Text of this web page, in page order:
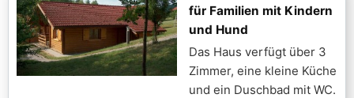
für Familien mit Kindern
und Hund
Das Haus verfügt über 3
Zimmer, eine kleine Küche
und ein Duschbad mit WC.